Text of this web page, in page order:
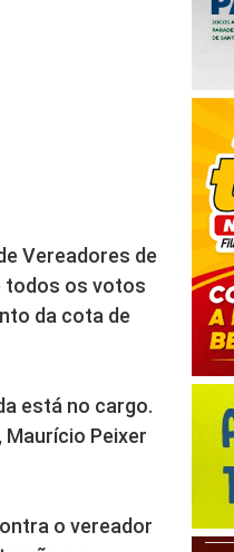
Vereadores de
todos os votos
da cota de
está no cargo.
Maurício Peixer
o vereador